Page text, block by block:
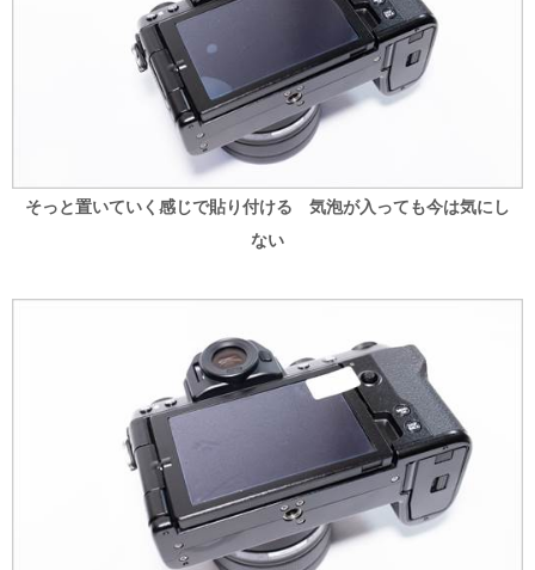
そっと置いていく感じで貼り付ける 気泡が入っても今は気にし
ない